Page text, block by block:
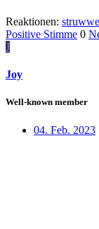
Reaktionen:
Positive Stimme 0
J
Joy
Well-known member
04. Feb. 2023